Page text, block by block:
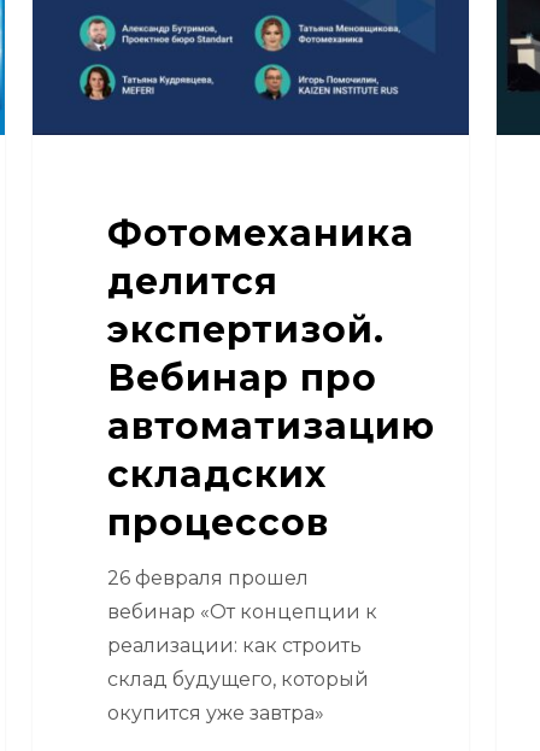
автоматизацию
складских
процессов
Фотомеханика
делится
экспертизой.
Вебинар про
автоматизацию
складских
процессов
26 февраля прошел
вебинар «От концепции к
реализации: как строить
склад будущего, который
окупится уже завтра»